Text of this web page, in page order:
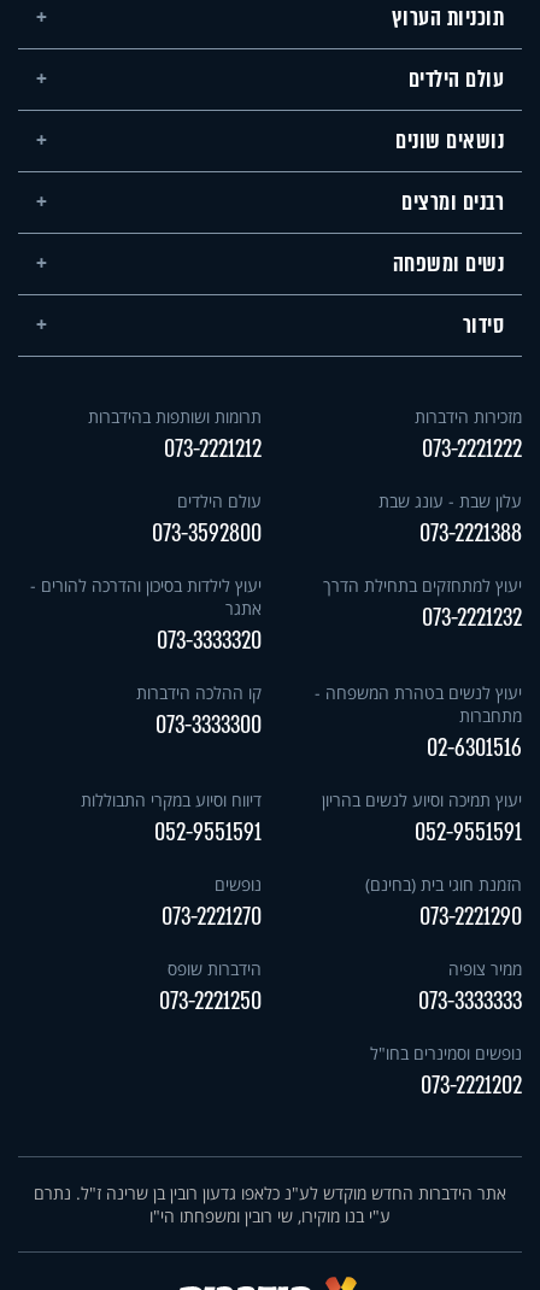
תוכניות הערוץ
עולם הילדים
נושאים שונים
רבנים ומרצים
נשים ומשפחה
סידור
מזכירות הידברות
073-2221222
תרומות ושותפות בהידברות
073-2221212
עלון שבת - עונג שבת
073-2221388
עולם הילדים
073-3592800
יעוץ למתחזקים בתחילת הדרך
073-2221232
יעוץ לילדות בסיכון והדרכה להורים -
אתגר
073-3333320
יעוץ לנשים בטהרת המשפחה -
מתחברות
02-6301516
קו ההלכה הידברות
073-3333300
יעוץ תמיכה וסיוע לנשים בהריון
052-9551591
דיווח וסיוע במקרי התבוללות
052-9551591
הזמנת חוגי בית (בחינם)
073-2221290
נופשים
073-2221270
ממיר צופיה
073-3333333
הידברות שופס
073-2221250
נופשים וסמינרים בחו"ל
073-2221202
אתר הידברות החדש מוקדש לע"נ כלאפו גדעון רובין בן שרינה ז"ל. נתרם
ע"י בנו מוקירו, שי רובין ומשפחתו הי"ו